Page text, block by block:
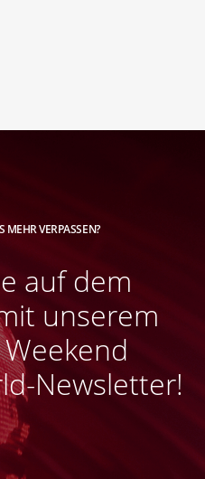
MEHR VERPASSEN?
auf dem
unserem
Newsletter!